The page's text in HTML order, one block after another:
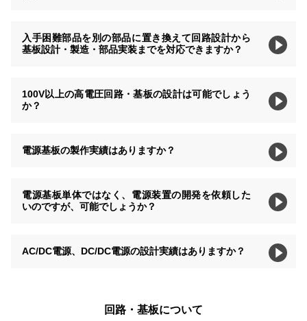
入手困難部品を別の部品に置き換えて回路設計から
基板設計・製造・部品実装までを対応できますか？
100V以上の高電圧回路・基板の設計は可能でしょう
か？
電源基板の製作実績はありますか？
電源基板単体ではなく、電源装置の開発を依頼した
いのですが、可能でしょうか？
AC/DC電源、DC/DC電源の設計実績はありますか？
回路・基板について